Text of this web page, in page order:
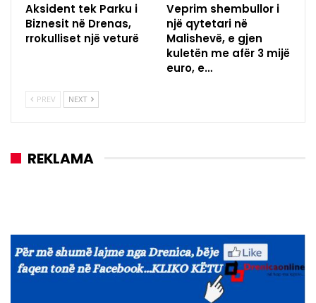
Aksident tek Parku i
Biznesit në Drenas,
rrokulliset një veturë
Veprim shembullor i
një qytetari në
Malishevë, e gjen
kuletën me afër 3 mijë
euro, e…
PREV NEXT
REKLAMA